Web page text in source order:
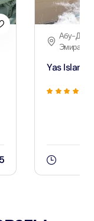
Абу-
Эмираты
Yas Island